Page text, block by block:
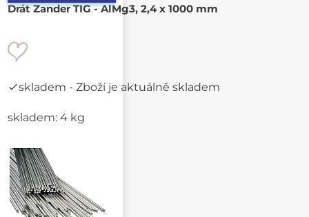
Drát Zander TIG - AlMg3, 2,4 x 1000 mm
skladem - Zboží je aktuálně skladem
skladem: 4 kg